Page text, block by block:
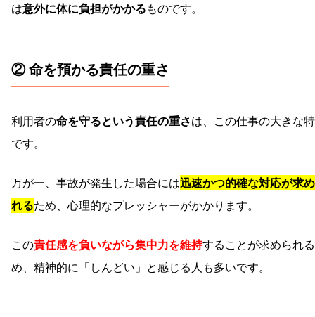
は意外に体に負担がかかるものです。
② 命を預かる責任の重さ
利用者の命を守るという責任の重さは、この仕事の大きな
です。
万が一、事故が発生した場合には迅速かつ的確な対応が求
れるため、心理的なプレッシャーがかかります。
この責任感を負いながら集中力を維持することが求められ
め、精神的に「しんどい」と感じる人も多いです。